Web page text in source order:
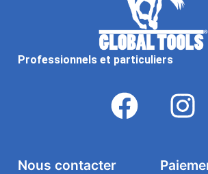
Professionnels et particuliers
Nous contacter